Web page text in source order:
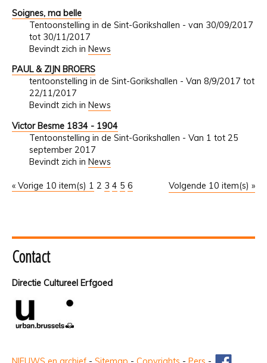
Soignes, ma belle
Tentoonstelling in de Sint-Gorikshallen - van 30/09/2017
tot 30/11/2017
Bevindt zich in News
PAUL & ZIJN BROERS
tentoonstelling in de Sint-Gorikshallen - Van 8/9/2017 tot
22/11/2017
Bevindt zich in News
Victor Besme 1834 - 1904
Tentoonstelling in de Sint-Gorikshallen - Van 1 tot 25
september 2017
Bevindt zich in News
« Vorige 10 item(s) Volgende 10 item(s) »
1 2 3 4 5 6
Contact
Directie Cultureel Erfgoed